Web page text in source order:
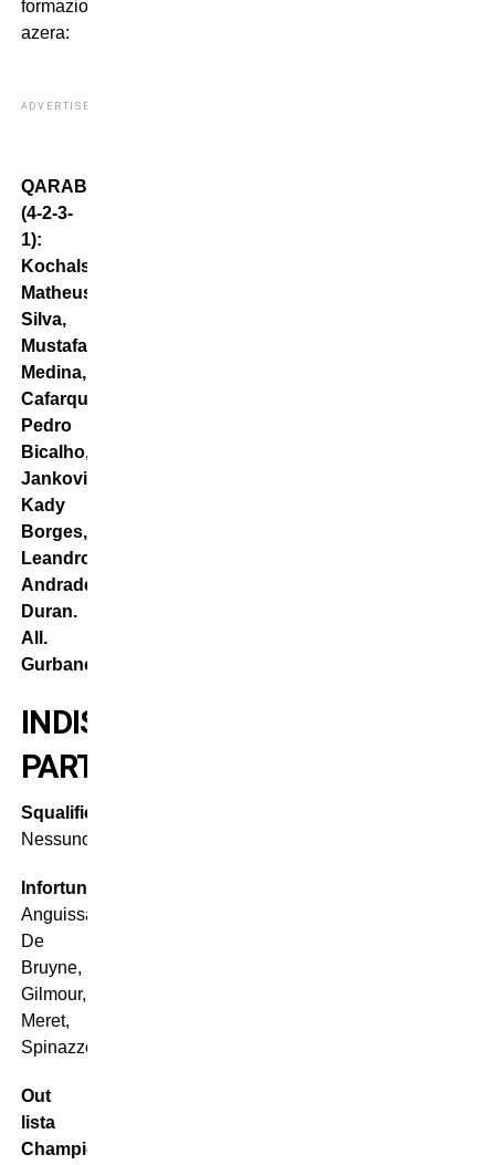
formazione
azera:
ADVERTISEMENT
QARABAG
(4-2-3-
1):
Kochalski;
Matheus
Silva,
Mustafazada,
Medina,
Cafarquliyev;
Pedro
Bicalho,
Jankovic;
Kady
Borges,
Leandro
Andrade;
Duran.
All.
Gurbanov
INDISPONIBILI
PARTENOPEI
Squalificati
Nessuno
Infortunati
Anguissa,
De
Bruyne,
Gilmour,
Meret,
Spinazzola
Out
lista
Champions